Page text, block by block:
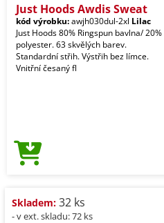
Just Hoods Awdis Sweat
kód výrobku:awjh030dul-2xl Lilac
Just Hoods 80% Ringspun bavlna/ 20%
polyester. 63 skvělých barev.
Standardní střih. Výstřih bez límce.
Vnitřní česaný fl
Skladem: 32 ks
- v ext. skladu: 72 ks